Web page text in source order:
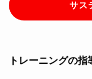
サス
トレーニングの指